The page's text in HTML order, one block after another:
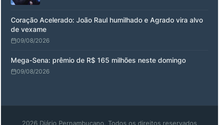
Coração Acelerado: João Raul humilhado e Agrado vira alvo
de vexame
09/08/2026
Mega-Sena: prêmio de R$ 165 milhões neste domingo
09/08/2026
2026 Diário Pernambucano. Todos os direitos reservados